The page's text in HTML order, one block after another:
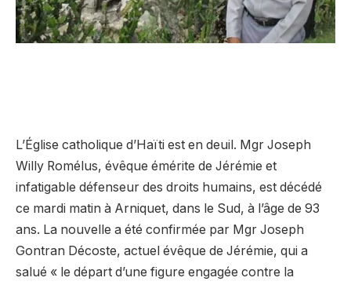
L’Église catholique d’Haïti est en deuil. Mgr Joseph
Willy Romélus, évêque émérite de Jérémie et
infatigable défenseur des droits humains, est décédé
ce mardi matin à Arniquet, dans le Sud, à l’âge de 93
ans. La nouvelle a été confirmée par Mgr Joseph
Gontran Décoste, actuel évêque de Jérémie, qui a
salué « le départ d’une figure engagée contre la